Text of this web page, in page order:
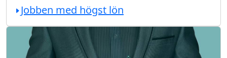
Jobben med högst lön